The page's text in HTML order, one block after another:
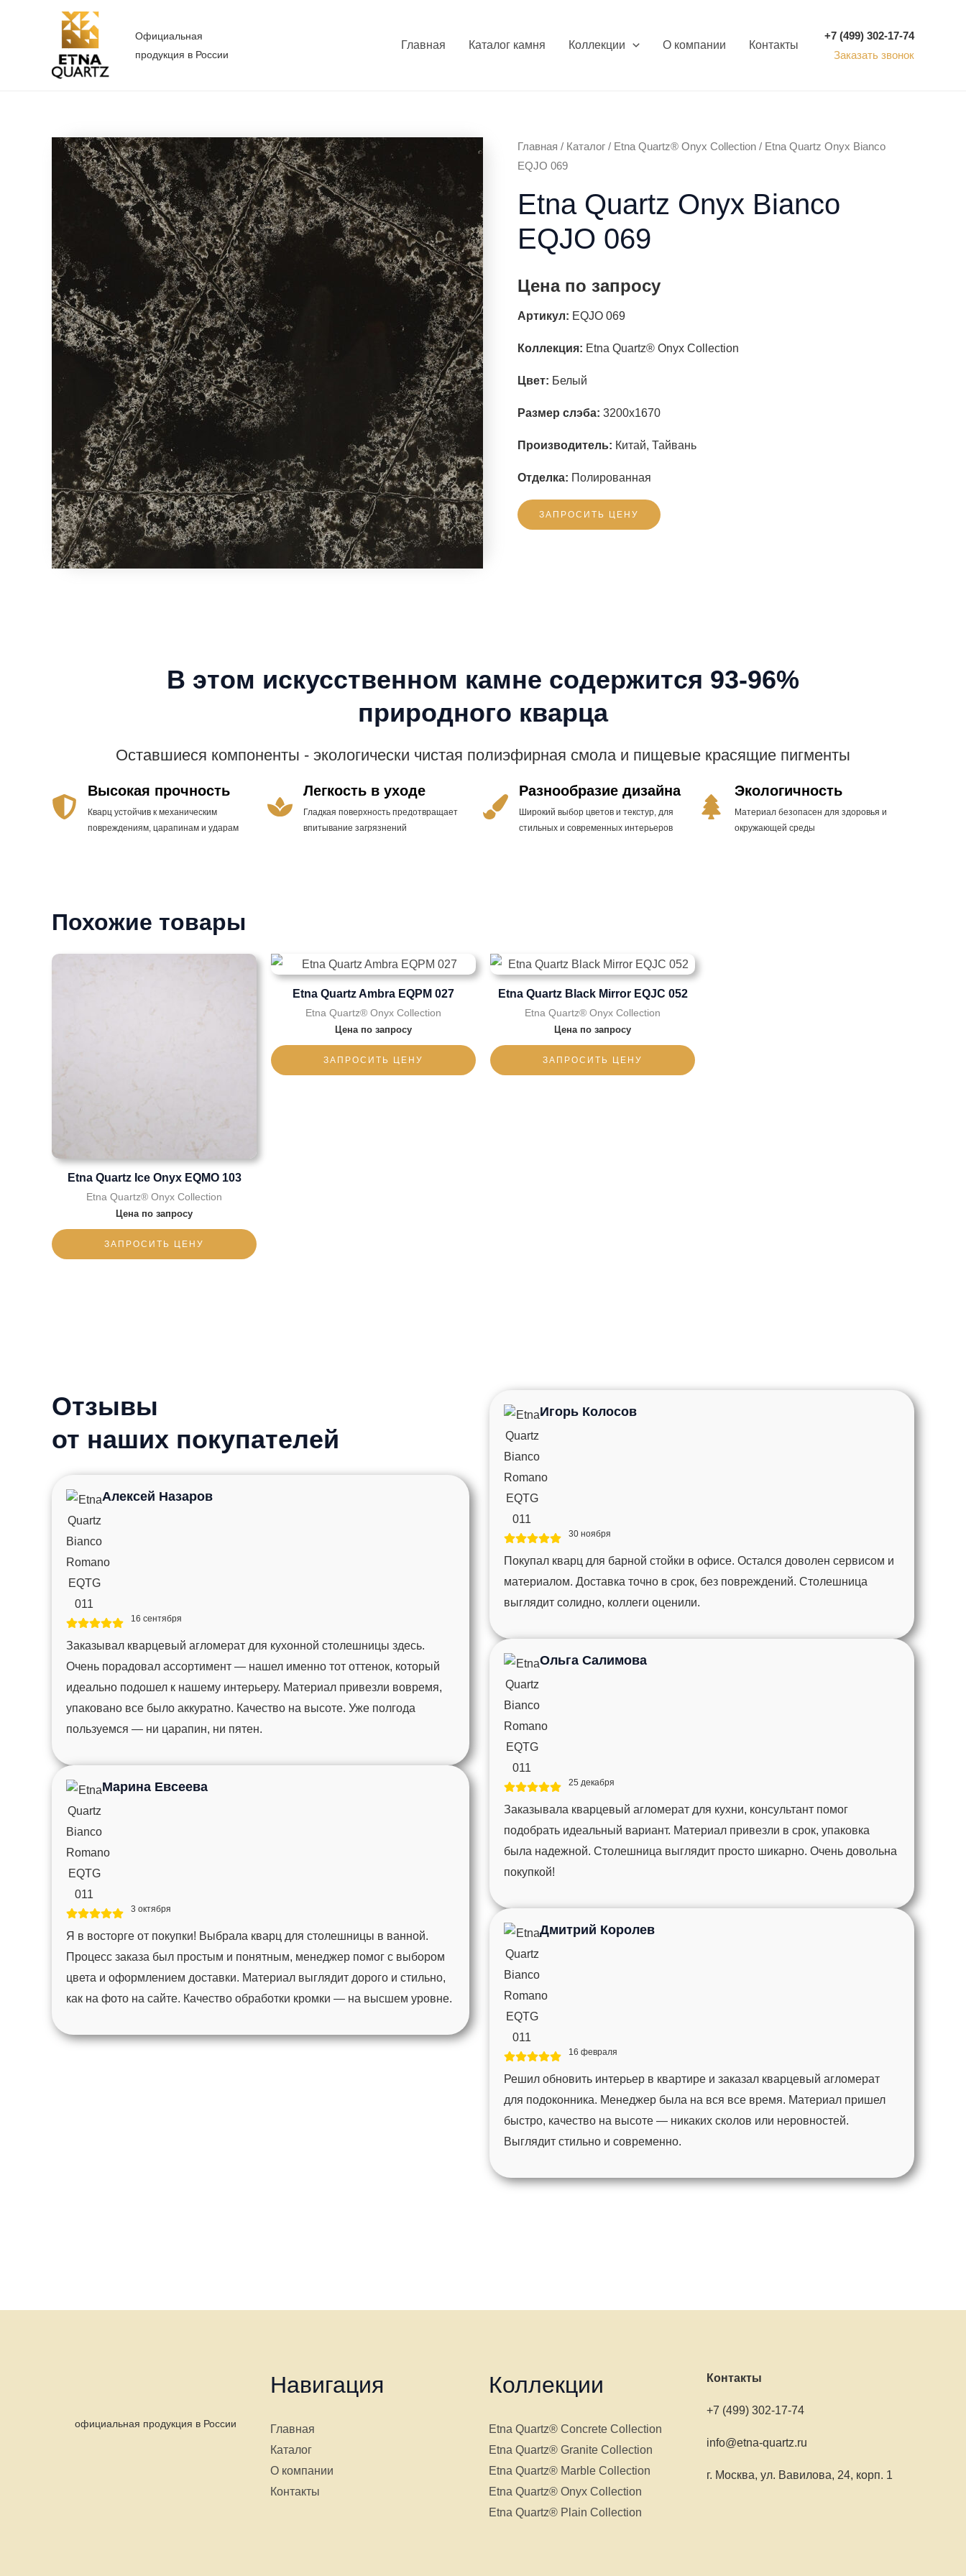
содержимому
Официальная
продукция в России
Главная Каталог камня Коллекции О компании Контакты
+7 (499) 302-17-74
Заказать звонок
Главная / Каталог / Etna Quartz® Onyx Collection / Etna Quartz Onyx Bianco
EQJO 069
Etna Quartz Onyx Bianco
EQJO 069
Цена по запросу
Артикул: EQJO 069
Коллекция: Etna Quartz® Onyx Collection
Цвет: Белый
Размер слэба: 3200x1670
Производитель: Китай, Тайвань
Отделка: Полированная
ЗАПРОСИТЬ ЦЕНУ
В этом искусственном камне содержится 93-96%
природного кварца
Оставшиеся компоненты - экологически чистая полиэфирная смола и пищевые красящие пигменты
Высокая прочность
Кварц устойчив к механическим
повреждениям, царапинам и ударам
Легкость в уходе
Гладкая поверхность предотвращает
впитывание загрязнений
Разнообразие дизайна
Широкий выбор цветов и текстур, для
стильных и современных интерьеров
Экологичность
Материал безопасен для здоровья и
окружающей среды
Похожие товары
Etna Quartz Ice Onyx EQMO 103
Etna Quartz® Onyx Collection
Цена по запросу
ЗАПРОСИТЬ ЦЕНУ
Etna Quartz Ambra EQPM 027
Etna Quartz® Onyx Collection
Цена по запросу
ЗАПРОСИТЬ ЦЕНУ
Etna Quartz Black Mirror EQJC 052
Etna Quartz® Onyx Collection
Цена по запросу
ЗАПРОСИТЬ ЦЕНУ
Отзывы
от наших покупателей
Алексей Назаров
16 сентября
Заказывал кварцевый агломерат для кухонной столешницы здесь.
Очень порадовал ассортимент — нашел именно тот оттенок, который
идеально подошел к нашему интерьеру. Материал привезли вовремя,
упаковано все было аккуратно. Качество на высоте. Уже полгода
пользуемся — ни царапин, ни пятен.
Марина Евсеева
3 октября
Я в восторге от покупки! Выбрала кварц для столешницы в ванной.
Процесс заказа был простым и понятным, менеджер помог с выбором
цвета и оформлением доставки. Материал выглядит дорого и стильно,
как на фото на сайте. Качество обработки кромки — на высшем уровне.
Игорь Колосов
30 ноября
Покупал кварц для барной стойки в офисе. Остался доволен сервисом и
материалом. Доставка точно в срок, без повреждений. Столешница
выглядит солидно, коллеги оценили.
Ольга Салимова
25 декабря
Заказывала кварцевый агломерат для кухни, консультант помог
подобрать идеальный вариант. Материал привезли в срок, упаковка
была надежной. Столешница выглядит просто шикарно. Очень довольна
покупкой!
Дмитрий Королев
16 февраля
Решил обновить интерьер в квартире и заказал кварцевый агломерат
для подоконника. Менеджер была на вся все время. Материал пришел
быстро, качество на высоте — никаких сколов или неровностей.
Выглядит стильно и современно.
официальная продукция в России
Навигация
Главная
Каталог
О компании
Контакты
Коллекции
Etna Quartz® Concrete Collection
Etna Quartz® Granite Collection
Etna Quartz® Marble Collection
Etna Quartz® Onyx Collection
Etna Quartz® Plain Collection
Контакты
+7 (499) 302-17-74
info@etna-quartz.ru
г. Москва, ул. Вавилова, 24, корп. 1